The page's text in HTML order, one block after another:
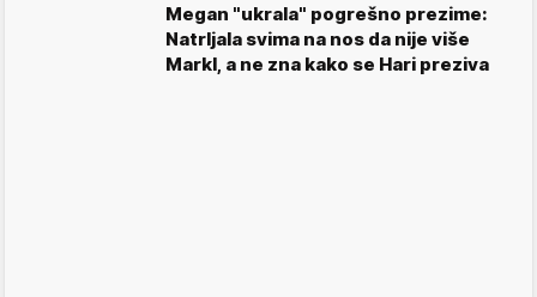
Megan "ukrala" pogrešno prezime:
Natrljala svima na nos da nije više
Markl, a ne zna kako se Hari preziva